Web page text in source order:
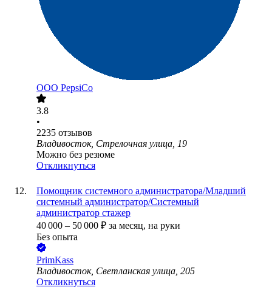
ООО PepsiCo
3.8
•
2235 отзывов
Владивосток, Стрелочная улица, 19
Можно без резюме
Откликнуться
Помощник системного администратора/Младший
системный администратор/Системный
администратор стажер
40 000 – 50 000 ₽ за месяц, на руки
Без опыта
PrimKass
Владивосток, Светланская улица, 205
Откликнуться